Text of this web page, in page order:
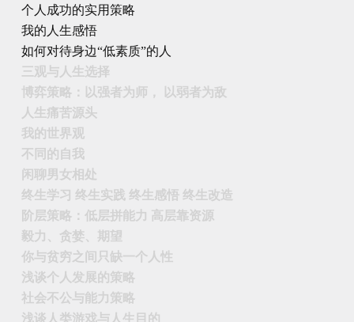
个人成功的实用策略
我的人生感悟
如何对待身边“低素质”的人
三观与人生选择
博弈策略：以强者为师， 以弱者为敌
人生痛苦源头
我的世界观
不同的自我
闲聊男女相处
终生学习 终生实践 终生感悟 终生改造
阶层策略：低层拼能力 高层靠资源
毅力、贪婪、期望
你与贫穷之间只缺一个人性
浅谈个人发展的策略
社会不公与能力策略
浅谈人类游戏与人生目的